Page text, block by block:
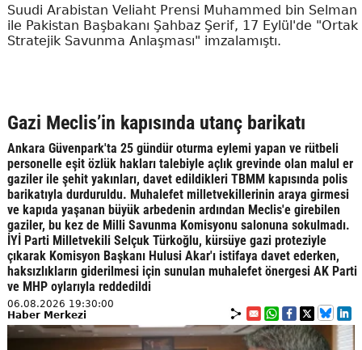
Suudi Arabistan Veliaht Prensi Muhammed bin Selman
ile Pakistan Başbakanı Şahbaz Şerif, 17 Eylül'de "Ortak
Stratejik Savunma Anlaşması" imzalamıştı.
Gazi Meclis’in kapısında utanç barikatı
Ankara Güvenpark'ta 25 gündür oturma eylemi yapan ve rütbeli
personelle eşit özlük hakları talebiyle açlık grevinde olan malul er
gaziler ile şehit yakınları, davet edildikleri TBMM kapısında polis
barikatıyla durduruldu. Muhalefet milletvekillerinin araya girmesi
ve kapıda yaşanan büyük arbedenin ardından Meclis'e girebilen
gaziler, bu kez de Milli Savunma Komisyonu salonuna sokulmadı.
İYİ Parti Milletvekili Selçuk Türkoğlu, kürsüye gazi proteziyle
çıkarak Komisyon Başkanı Hulusi Akar'ı istifaya davet ederken,
haksızlıkların giderilmesi için sunulan muhalefet önergesi AK Parti
ve MHP oylarıyla reddedildi
06.08.2026 19:30:00
Haber Merkezi